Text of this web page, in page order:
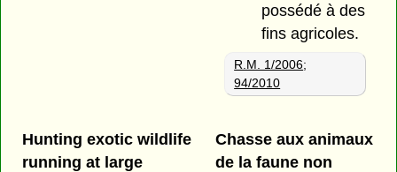
possédé à des
fins agricoles.
R.M. 1/2006;
94/2010
Hunting exotic wildlife
running at large
Chasse aux animaux
de la faune non